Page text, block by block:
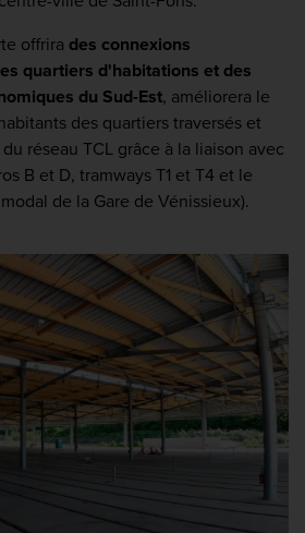
offrira des connexions
quartiers d'habitations et des
du Sud-Est, améliorera le
des quartiers traversés et
réseau TCL grâce à la liaison avec
B et D, tramways T1 et T4 et le
de la Gare de Vénissieux).